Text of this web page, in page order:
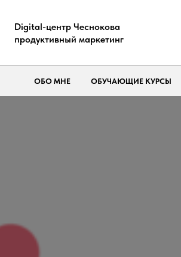
Digital-центр Чеснокова
продуктивный маркетинг
ОБО МНЕ ОБУЧАЮЩИЕ КУРСЫ